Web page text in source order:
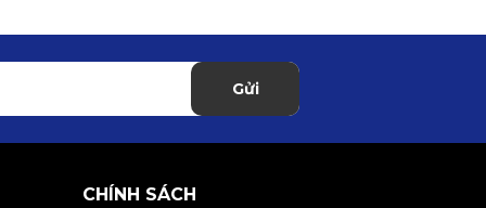
Gửi
CHÍNH SÁCH